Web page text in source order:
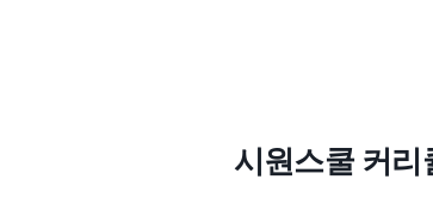
시원스쿨 커리